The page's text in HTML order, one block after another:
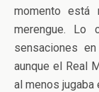
momento está
merengue.
sensaciones
aunque el Real
al menos